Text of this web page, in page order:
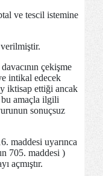
ve tescil istemine
çekişme
intikal edecek
iktisap ettiği ancak
bu amaçla ilgili
sonuçsuz
maddesi uyarınca
705. maddesi )
açmıştır.